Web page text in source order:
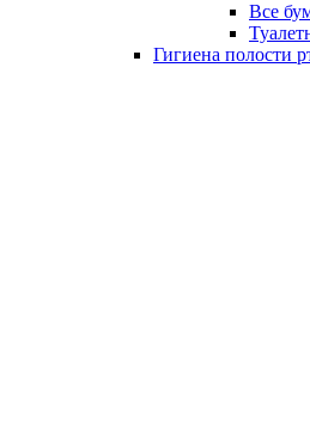
Все
Гигиена полости